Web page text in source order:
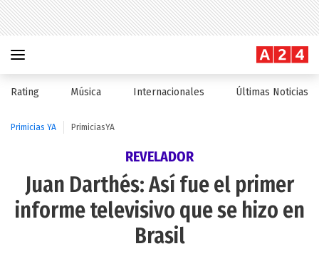
Rating Música Internacionales Últimas Noticias
Primicias YA PrimiciasYA
REVELADOR
Juan Darthés: Así fue el primer
informe televisivo que se hizo en
Brasil